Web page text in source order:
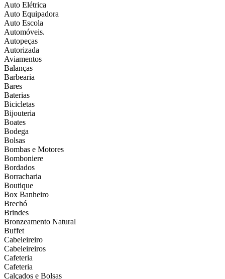
Auto Elétrica
Auto Equipadora
Auto Escola
Automóveis.
Autopeças
Autorizada
Aviamentos
Balanças
Barbearia
Bares
Baterias
Bicicletas
Bijouteria
Boates
Bodega
Bolsas
Bombas e Motores
Bomboniere
Bordados
Borracharia
Boutique
Box Banheiro
Brechó
Brindes
Bronzeamento Natural
Buffet
Cabeleireiro
Cabeleireiros
Cafeteria
Cafeteria
Calçados e Bolsas